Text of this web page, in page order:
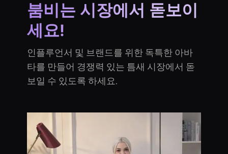
붐비는 시장에서 돋보이
세요!
인플루언서 및 브랜드를 위한 독특한 아바
타를 만들어 경쟁력 있는 틈새 시장에서 돋
보일 수 있도록 하세요.